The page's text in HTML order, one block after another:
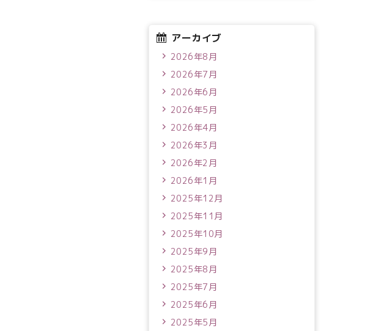
アーカイブ
2026年8月
2026年7月
2026年6月
2026年5月
2026年4月
2026年3月
2026年2月
2026年1月
2025年12月
2025年11月
2025年10月
2025年9月
2025年8月
2025年7月
2025年6月
2025年5月